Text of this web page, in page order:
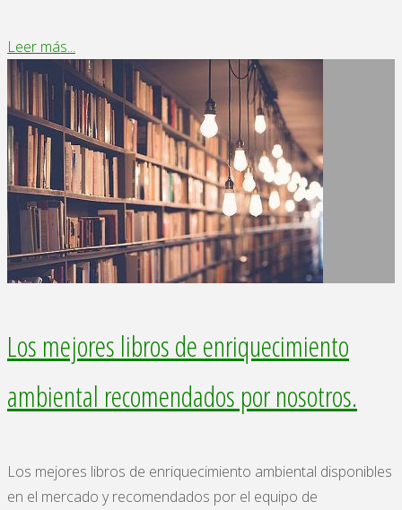
Leer más...
soy.
Nuestros
objetivos."
Los mejores libros de enriquecimiento
ambiental recomendados por nosotros.
Los mejores libros de enriquecimiento ambiental disponibles
en el mercado y recomendados por el equipo de